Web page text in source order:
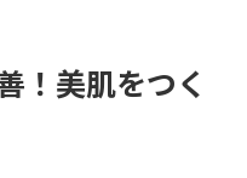
！美肌をつく